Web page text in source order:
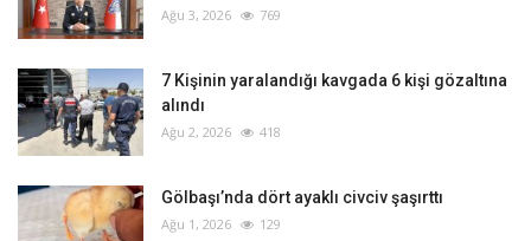
Ağu 3, 2026 769
‎7 Kişinin yaralandığı kavgada 6 kişi gözaltına
alındı
Ağu 2, 2026 418
Gölbaşı’nda dört ayaklı civciv şaşırttı
Ağu 1, 2026 129